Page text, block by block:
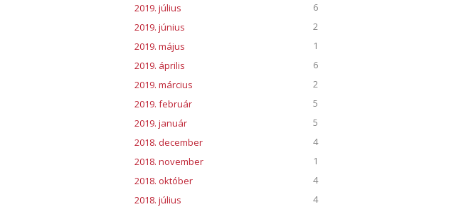
2019. július
6
2019. június
2
2019. május
1
2019. április
6
2019. március
2
2019. február
5
2019. január
5
2018. december
4
2018. november
1
2018. október
4
2018. július
4